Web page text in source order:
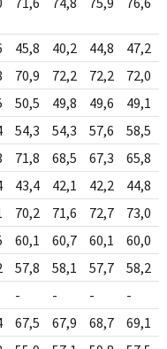
45,8 40,2 44,8 47,2
70,9 72,2 72,2 72,0
50,5 49,8 49,6 49,1
54,3 54,3 57,6 58,5
71,8 68,5 67,3 65,8
43,4 42,1 42,2 44,8
70,2 71,6 72,7 73,0
60,1 60,7 60,1 60,0
57,8 58,1 57,7 58,2
- - - -
67,5 67,9 68,7 69,1